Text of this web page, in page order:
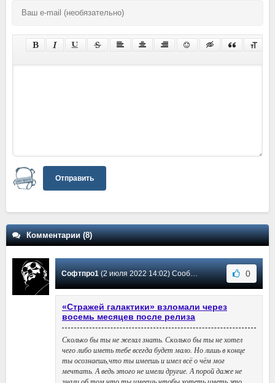
Отправить
Комментарии (8)
Софтпро1(2 июля 2022 14:02) Сообщение #6 0
«Стражей галактики» взломали через
восемь месяцев после релиза
Сколько бы ты не желал знать. Сколько бы ты не хотел
чего либо иметь тебе всегда будет мало. Но лишь в конце
ты осознаешь,что ты имеешь и имел всё о чём мог
мечтать. А ведь этого не имели другие. А порой даже не
знали об том что ты имеешь,чтобы хотеть иметь это.